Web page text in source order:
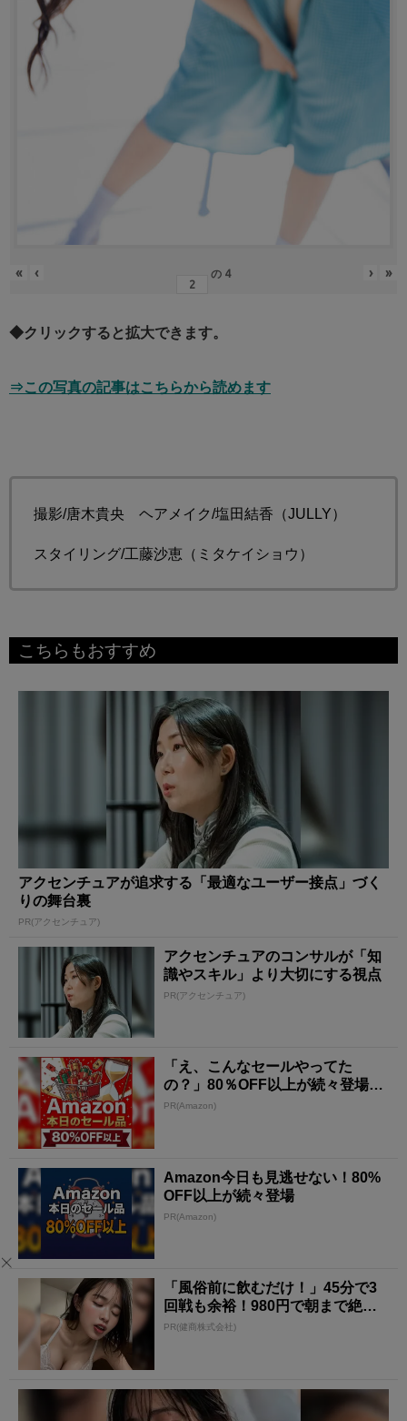
« ‹ の 4 › »
◆クリックすると拡大できます。
⇒この写真の記事はこちらから読めます
撮影/唐木貴央 ヘアメイク/塩田結香（JULLY）
スタイリング/工藤沙恵（ミタケイショウ）
こちらもおすすめ
アクセンチュアが追求する「最適なユーザー接点」づく
りの舞台裏
PR(アクセンチュア)
アクセンチュアのコンサルが「知
識やスキル」より大切にする視点
PR(アクセンチュア)
「え、こんなセールやってた
の？」80％OFF以上が続々登場！
Amazonの本気が...
PR(Amazon)
Amazon今日も見逃せない！80%
OFF以上が続々登場
PR(Amazon)
「風俗前に飲むだけ！」45分で3
回戦も余裕！980円で朝まで絶好
調
PR(健商株式会社)